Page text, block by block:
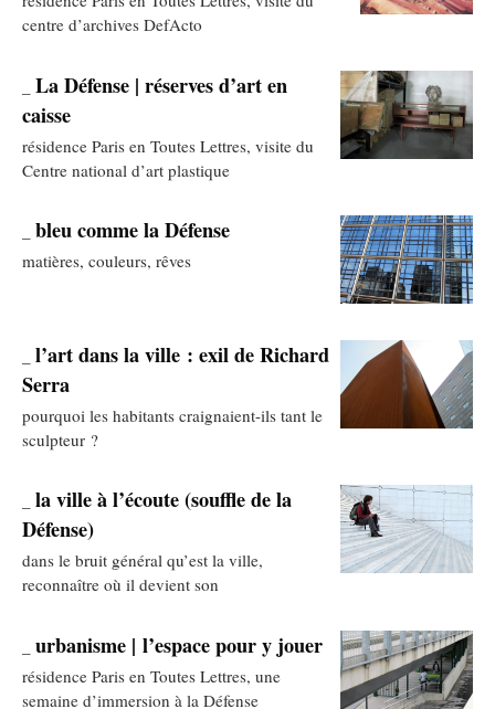
centre d’archives DefActo
La Défense | réserves d’art en
caisse
résidence Paris en Toutes Lettres, visite du
Centre national d’art plastique
bleu comme la Défense
matières, couleurs, rêves
l’art dans la ville : exil de Richard
Serra
pourquoi les habitants craignaient-ils tant le
sculpteur ?
la ville à l’écoute (souffle de la
Défense)
dans le bruit général qu’est la ville,
reconnaître où il devient son
urbanisme | l’espace pour y jouer
résidence Paris en Toutes Lettres, une
semaine d’immersion à la Défense